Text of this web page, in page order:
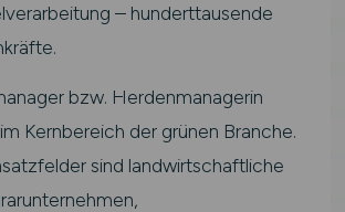
– hunderttausende
bzw. Herdenmanagerin
Kernbereich der grünen Branche.
sind landwirtschaftliche